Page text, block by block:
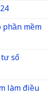
mềm
số
làm điều